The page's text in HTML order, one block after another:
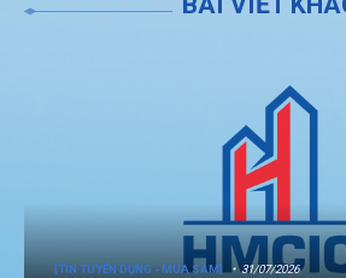
[TIN TUYỂN DỤNG - MUA SẮM] 31/07/2026